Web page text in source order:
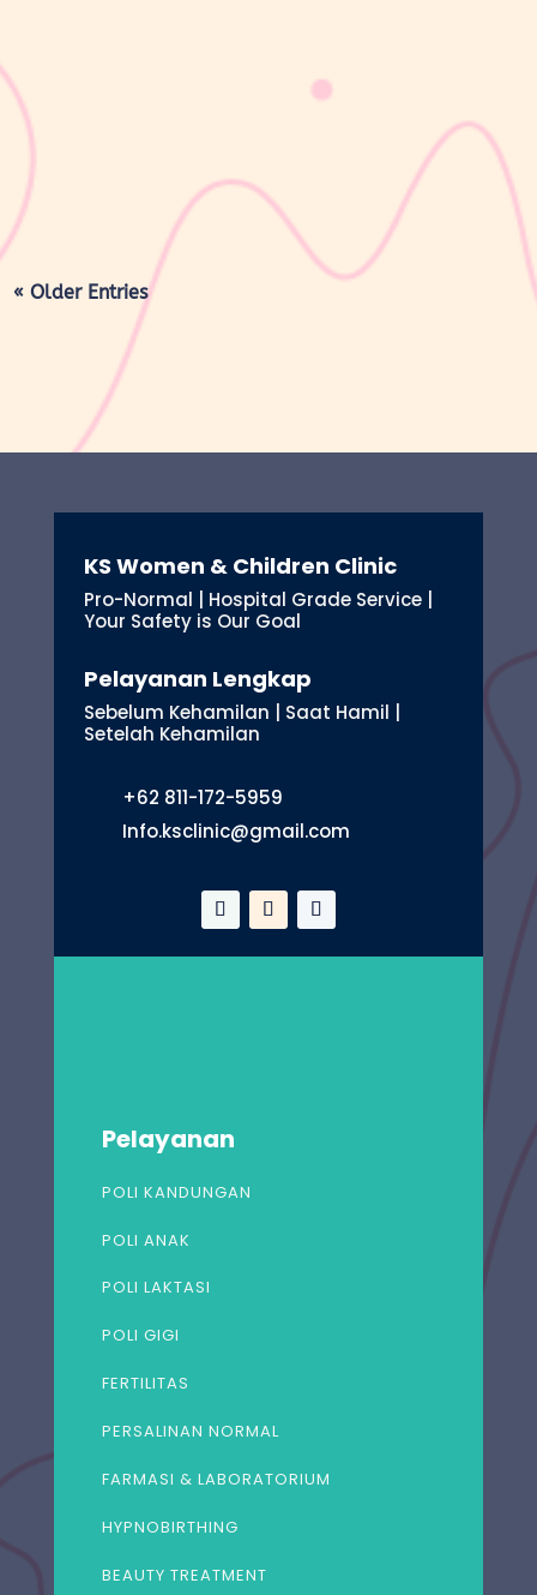
yang dimulai sejak bayi lahir hingga organ reproduksi kembali
seperti sebelum hamil. Selama masa ini, tubuh Moms akan
mengalami berbagai perubahan, mulai dari rahim yang berangsur
« Older Entries
KS Women & Children Clinic
Pro-Normal | Hospital Grade Service |
Your Safety is Our Goal
Pelayanan Lengkap
Sebelum Kehamilan | Saat Hamil |
Setelah Kehamilan
+62 811-172-5959
Info.ksclinic@gmail.com
Pelayanan
POLI KANDUNGAN
POLI ANAK
POLI LAKTASI
POLI GIGI
FERTILITAS
PERSALINAN NORMAL
FARMASI & LABORATORIUM
HYPNOBIRTHING
BEAUTY TREATMENT